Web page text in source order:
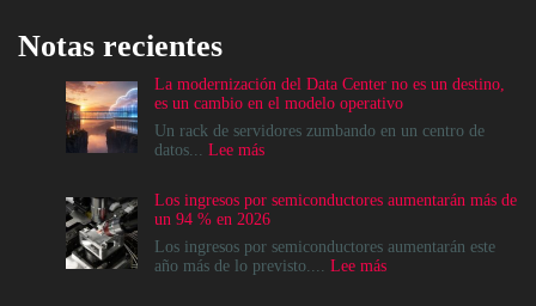
Notas recientes
La modernización del Data Center no es un destino,
es un cambio en el modelo operativo
Un rack de servidores zumbando en un centro de
datos... Lee más:
del
Data
Center
no
Los ingresos por semiconductores aumentarán más de
un 94 % en 2026
Los ingresos por semiconductores aumentarán este
año más de lo previsto.... Lee más: